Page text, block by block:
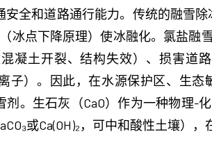
全和道路通行能力。传统的融雪
冰点下降原理）使冰融化。氯盐
凝土开裂、结构失效）、损害道
子）。因此，在水源保护区、生
剂。生石灰（CaO）作为一种物理
或Ca(OH)₂，可中和酸性土壤），